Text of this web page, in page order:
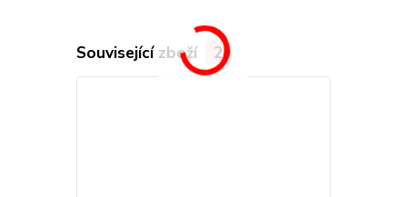
Související zboží 2